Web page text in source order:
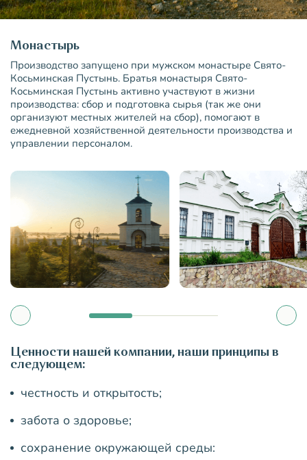
Монастырь
Производство запущено при мужском монастыре Свято-
Косьминская Пустынь. Братья монастыря Свято-
Косьминская Пустынь активно участвуют в жизни
производства: сбор и подготовка сырья (так же они
организуют местных жителей на сбор), помогают в
ежедневной хозяйственной деятельности производства и
управлении персоналом.
Ценности нашей компании, наши принципы в
следующем:
честность и открытость;
забота о здоровье;
сохранение окружающей среды: